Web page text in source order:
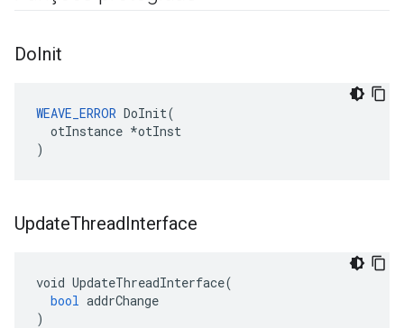
DoInit
WEAVE_ERROR DoInit(
  otInstance *otInst
)
UpdateThreadInterface
void UpdateThreadInterface(
bool addrChange
)